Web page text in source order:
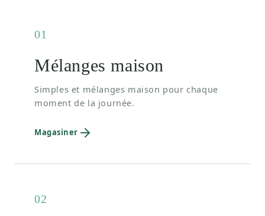
01
Mélanges maison
Simples et mélanges maison pour chaque
moment de la journée.
Magasiner
02